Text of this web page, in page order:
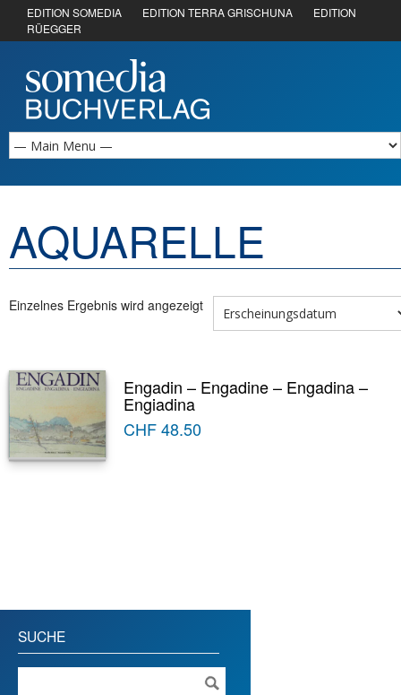
EDITION SOMEDIA EDITION TERRA GRISCHUNA
EDITION
RÜEGGER
AQUARELLE
Einzelnes Ergebnis wird angezeigt
Engadin – Engadine – Engadina –
Engiadina
CHF48.50
SUCHE